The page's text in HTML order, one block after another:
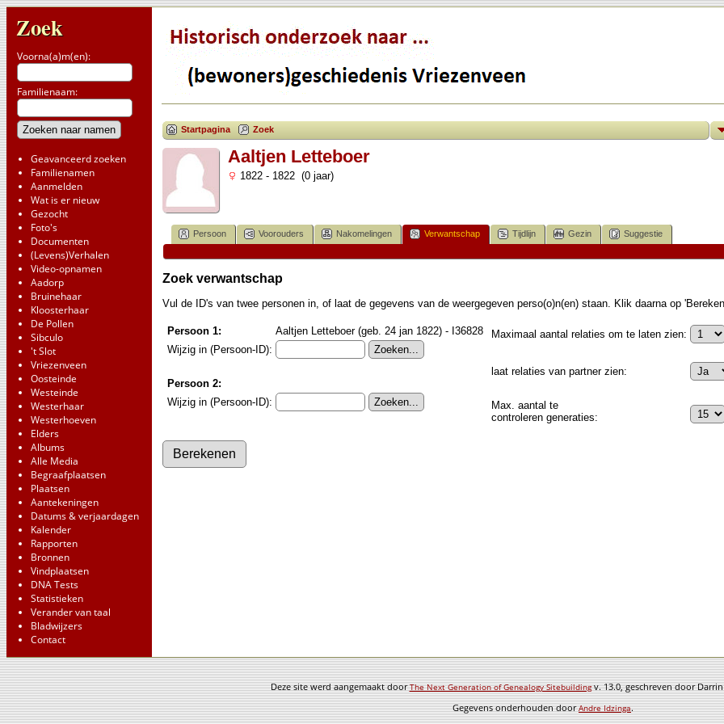
Zoek
Voorna(a)m(en):
Familienaam:
Geavanceerd zoeken
Familienamen
Aanmelden
Wat is er nieuw
Gezocht
Foto's
Documenten
(Levens)Verhalen
Video-opnamen
Aadorp
Bruinehaar
Kloosterhaar
De Pollen
Sibculo
't Slot
Vriezenveen
Oosteinde
Westeinde
Westerhaar
Westerhoeven
Elders
Albums
Alle Media
Begraafplaatsen
Plaatsen
Aantekeningen
Datums & verjaardagen
Kalender
Rapporten
Bronnen
Vindplaatsen
DNA Tests
Statistieken
Verander van taal
Bladwijzers
Contact
Startpagina Zoek
Aaltjen Letteboer
1822 - 1822 (0 jaar)
Persoon Voorouders Nakomelingen Verwantschap Tijdlijn Gezin Suggestie
Zoek verwantschap
Vul de ID's van twee personen in, of laat de gegevens van de weergegeven perso(o)n(en) staan. Klik daarna op
Persoon 1:
Aaltjen Letteboer (geb. 24 jan 1822) - I36828
Wijzig in (Persoon-ID):
Persoon 2:
Wijzig in (Persoon-ID):
Maximaal aantal relaties om te laten zien:
laat relaties van partner zien:
Max. aantal te
controleren generaties:
Deze site werd aangemaakt doorThe Next Generation of Genealogy Sitebuildingv. 13.0, geschreven door
Gegevens onderhouden doorAndre Idzinga.